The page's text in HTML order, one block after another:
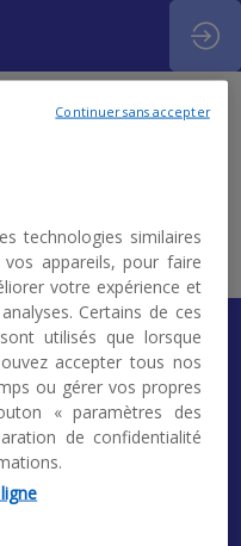
Bertrand
Member
de confidentialité et
technologies similaires
appareils, pour faire
votre expérience et
Certains de ces
utilisés que lorsque
accepter tous nos
ou gérer vos propres
« paramètres des
de confidentialité
Continuer sans accepter